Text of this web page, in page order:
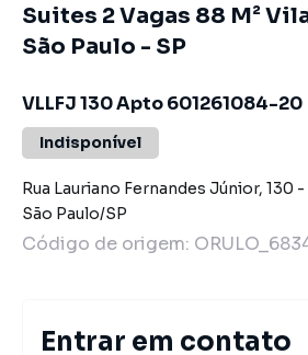
Suites 2 Vagas 88 M²
São Paulo - SP
VLLFJ 130 Apto 601261084-20
Indisponível
Rua Lauriano Fernandes Júnior, 130 -
São Paulo/SP
Código de origem:
Entrar em contato